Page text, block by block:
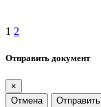
1 2
Отправить документ
×
Отмена
Отправить